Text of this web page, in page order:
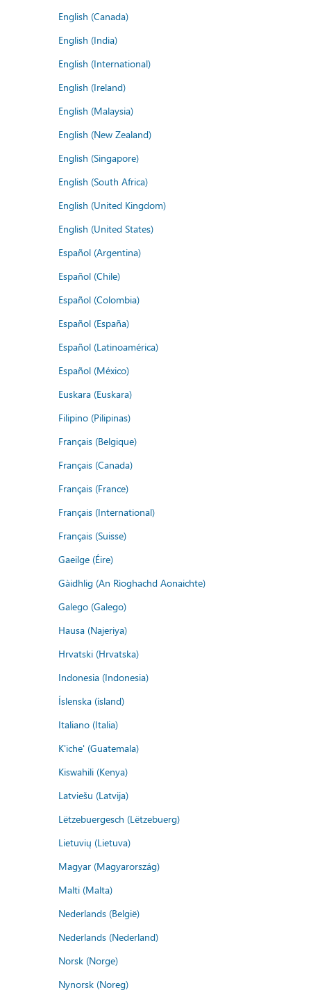
English (Canada)
English (India)
English (International)
English (Ireland)
English (Malaysia)
English (New Zealand)
English (Singapore)
English (South Africa)
English (United Kingdom)
English (United States)
Español (Argentina)
Español (Chile)
Español (Colombia)
Español (España)
Español (Latinoamérica)
Español (México)
Euskara (Euskara)
Filipino (Pilipinas)
Français (Belgique)
Français (Canada)
Français (France)
Français (International)
Français (Suisse)
Gaeilge (Éire)
Gàidhlig (An Rìoghachd Aonaichte)
Galego (Galego)
Hausa (Najeriya)
Hrvatski (Hrvatska)
Indonesia (Indonesia)
Íslenska (ísland)
Italiano (Italia)
K'iche' (Guatemala)
Kiswahili (Kenya)
Latviešu (Latvija)
Lëtzebuergesch (Lëtzebuerg)
Lietuvių (Lietuva)
Magyar (Magyarország)
Malti (Malta)
Nederlands (België)
Nederlands (Nederland)
Norsk (Norge)
Nynorsk (Noreg)